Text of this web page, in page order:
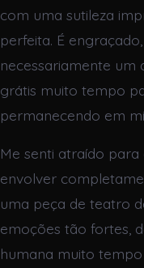
com uma sutileza
perfeita. É
necessariamente
grátis muito tempo
permanecendo em
Me senti atraído
envolver
uma peça de teatro
emoções tão fortes,
humana muito